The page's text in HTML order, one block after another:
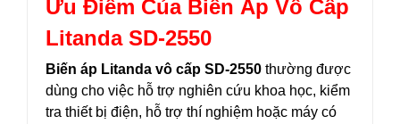
Ưu Điểm Của Biến Áp Vô Cấp
Litanda SD-2550
Biến áp Litanda vô cấp SD-2550 thường được
dùng cho việc hỗ trợ nghiên cứu khoa học, kiểm
tra thiết bị điện, hỗ trợ thí nghiệm hoặc máy có